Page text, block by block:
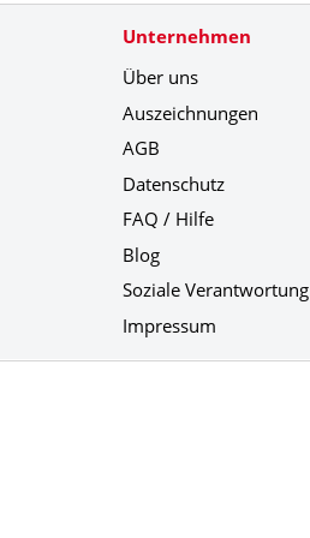
Unternehmen
Über uns
Auszeichnungen
AGB
Datenschutz
FAQ / Hilfe
Blog
Soziale Verantwortung
Impressum